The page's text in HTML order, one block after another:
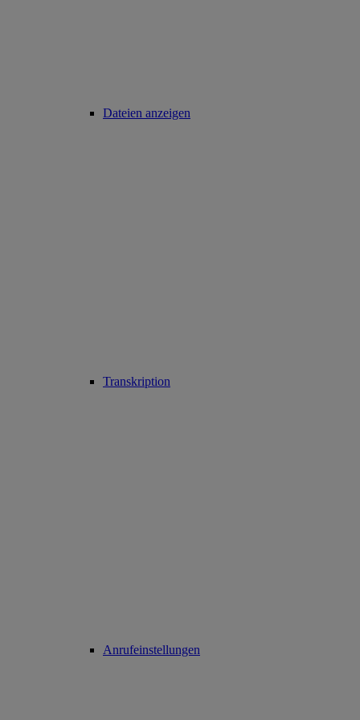
Dateien anzeigen
Transkription
Anrufeinstellungen